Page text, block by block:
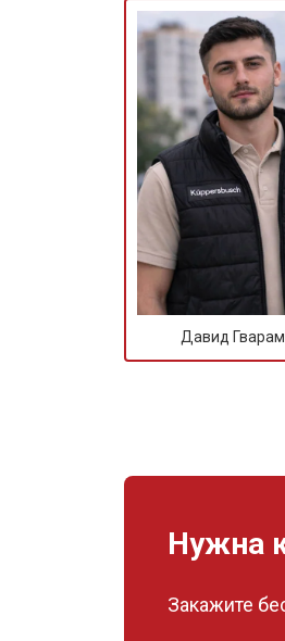
Ремонт
Замена
Замена
Замена
Замена
Давид
Нужна
Закажите